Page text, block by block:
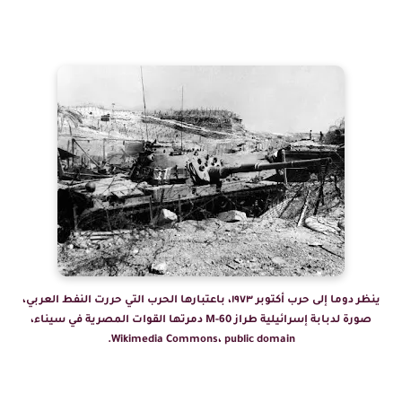
ينظر دوما إلى حرب أكتوبر ١٩٧٣، باعتبارها الحرب التي حررت النفط العربي،
صورة لدبابة إسرائيلية طراز M-60 دمرتها القوات المصرية في سيناء،
Wikimedia Commons، public domain.